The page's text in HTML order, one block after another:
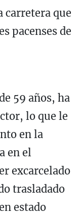
carretera que
pacenses de
59 años, ha
lo que le
en la
en el
excarcelado
trasladado
estado